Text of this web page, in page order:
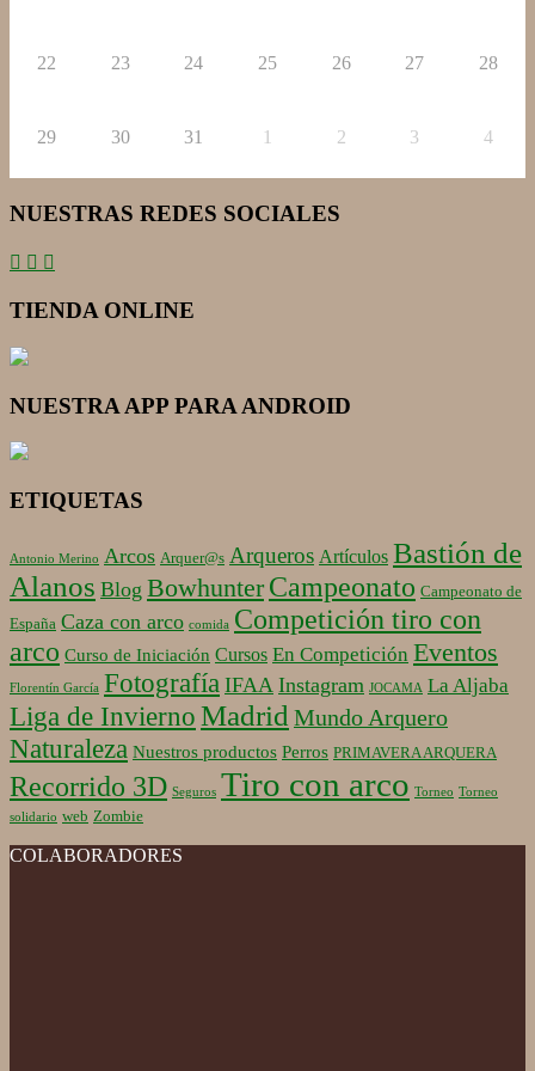
22 23 24 25 26 27 28
29 30 31 1 2 3 4
NUESTRAS REDES SOCIALES
TIENDA ONLINE
NUESTRA APP PARA ANDROID
ETIQUETAS
Antonio Merino Arcos Arquer@s Arqueros Artículos Bastión de
Alanos Blog Bowhunter Campeonato Campeonato de
España Caza con arco comida Competición tiro con
arco Curso de Iniciación Cursos En Competición Eventos
Florentín García Fotografía IFAA Instagram JOCAMA La Aljaba
Liga de Invierno Madrid Mundo Arquero
Naturaleza Nuestros productos Perros PRIMAVERA ARQUERA
Recorrido 3D Seguros Tiro con arco Torneo Torneo
solidario web Zombie
COLABORADORES